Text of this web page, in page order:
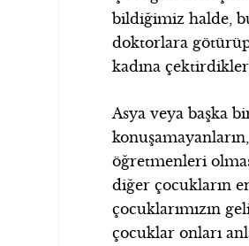
bildiğimiz halde,
doktorlara
kadına
Asya veya başka
öğretmenleri
diğer çocukların
çocuklarımızın
çocuklar onları